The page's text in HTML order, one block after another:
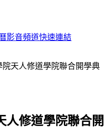
影音頻道快速連結
天人修道學院聯合開學典
人修道學院聯合開